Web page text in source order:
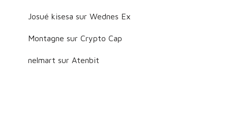
Josué kisesa sur Wednes Ex
Montagne sur Crypto Cap
nelmart sur Atenbit